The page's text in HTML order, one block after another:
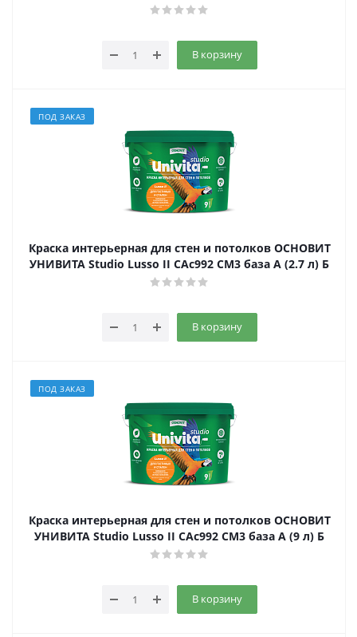
В корзину
ПОД ЗАКАЗ
Краска интерьерная для стен и потолков ОСНОВИТ
УНИВИТА Studio Lusso II САс992 СМ3 база А (2.7 л) Б
В корзину
ПОД ЗАКАЗ
Краска интерьерная для стен и потолков ОСНОВИТ
УНИВИТА Studio Lusso II САс992 СМ3 база А (9 л) Б
В корзину